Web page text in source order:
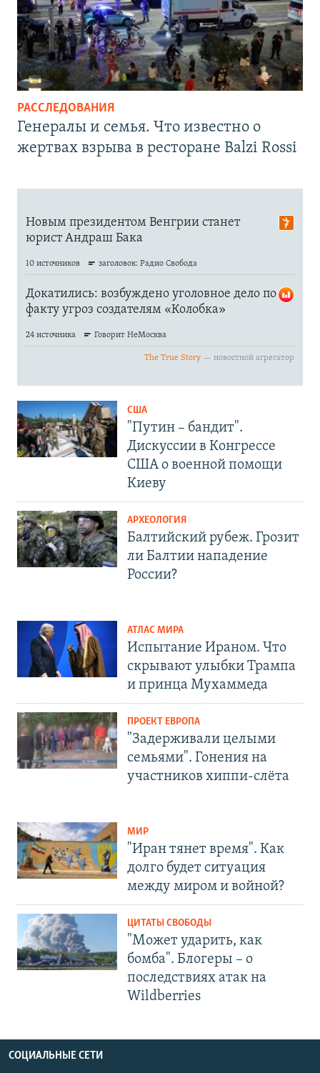
РАССЛЕДОВАНИЯ
Генералы и семья. Что известно о
жертвах взрыва в ресторане Balzi Rossi
США
"Путин – бандит".
Дискуссии в Конгрессе
США о военной помощи
Киеву
АРХЕОЛОГИЯ
Балтийский рубеж. Грозит
ли Балтии нападение
России?
АТЛАС МИРА
Испытание Ираном. Что
скрывают улыбки Трампа
и принца Мухаммеда
ПРОЕКТ ЕВРОПА
"Задерживали целыми
семьями". Гонения на
участников хиппи-слёта
МИР
"Иран тянет время". Как
долго будет ситуация
между миром и войной?
ЦИТАТЫ СВОБОДЫ
"Может ударить, как
бомба". Блогеры – о
последствиях атак на
Wildberries
СОЦИАЛЬНЫЕ СЕТИ